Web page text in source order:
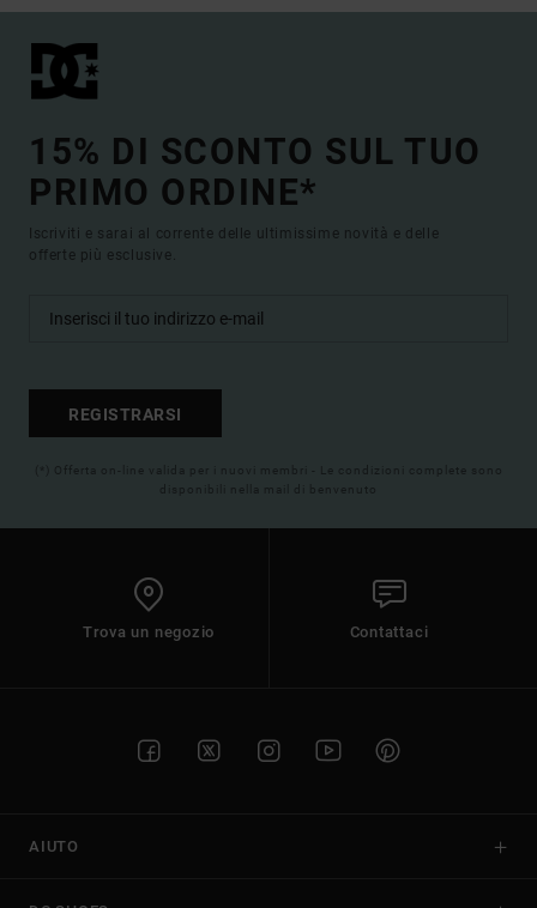
15% DI SCONTO SUL TUO
PRIMO ORDINE*
Iscriviti e sarai al corrente delle ultimissime novità e delle
offerte più esclusive.
REGISTRARSI
(*) Offerta on-line valida per i nuovi membri - Le condizioni complete sono
disponibili nella mail di benvenuto
Trova un negozio Contattaci
AIUTO